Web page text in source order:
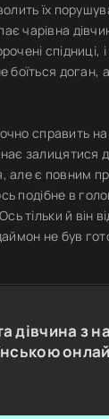
їх
чарівна
спідниці,
доган,
справить
залицятися
але є повним
подібне в
тільки й він
не був
дівчина з